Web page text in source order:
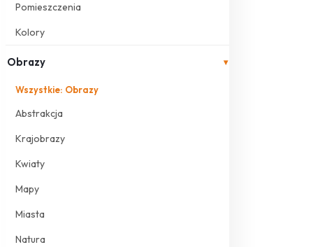
Pomieszczenia
Kolory
Obrazy ▾
Wszystkie: Obrazy
Abstrakcja
Krajobrazy
Kwiaty
Mapy
Miasta
Natura